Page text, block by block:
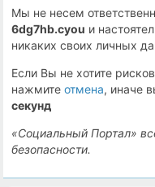
Мы не несем
6dg7hb.cyou и
никаких своих личных
Если Вы не хотите
нажмитеотмена, иначе
секунд
«Социальный Портал»
безопасности.